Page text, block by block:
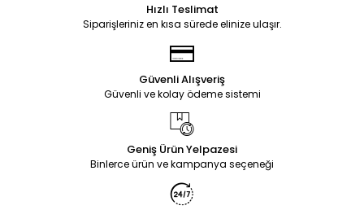
Hızlı Teslimat
Siparişleriniz en kısa sürede elinize ulaşır.
Güvenli Alışveriş
Güvenli ve kolay ödeme sistemi
Geniş Ürün Yelpazesi
Binlerce ürün ve kampanya seçeneği